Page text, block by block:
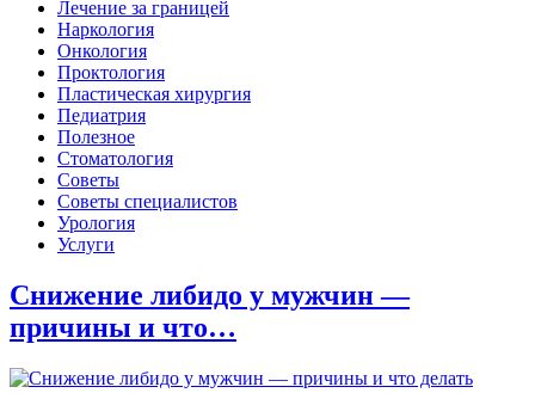
Лечение за границей
Наркология
Онкология
Проктология
Пластическая хирургия
Педиатрия
Полезное
Стоматология
Советы
Советы специалистов
Урология
Услуги
Снижение либидо у мужчин —
причины и что…